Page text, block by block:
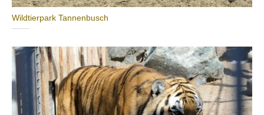
Wildtierpark Tannenbusch